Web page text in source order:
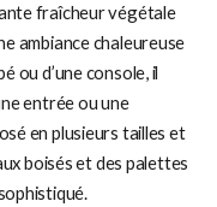
fraîcheur végétale
ambiance chaleureuse
ou d’une console, il
entrée ou une
en plusieurs tailles et
boisés et des palettes